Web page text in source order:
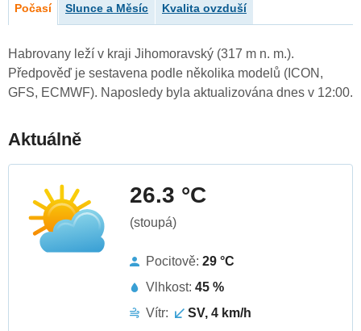
Počasí Slunce a Měsíc Kvalita ovzduší
Habrovany leží v kraji Jihomoravský (317 m n. m.).
Předpověď je sestavena podle několika modelů (ICON,
GFS, ECMWF). Naposledy byla aktualizována dnes v 12:00.
Aktuálně
26.3 °C
(stoupá)
Pocitově: 29 °C
Vlhkost: 45 %
Vítr:
SV, 4 km/h